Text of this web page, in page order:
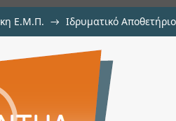
Ε.Μ.Π. → Ιδρυματικό Αποθετήριο
Control: Editorial